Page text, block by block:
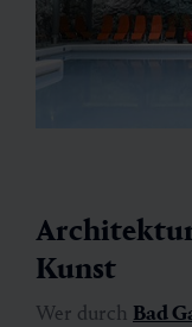
Kunst
Wer durch Bad